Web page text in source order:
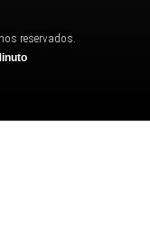
reservados.